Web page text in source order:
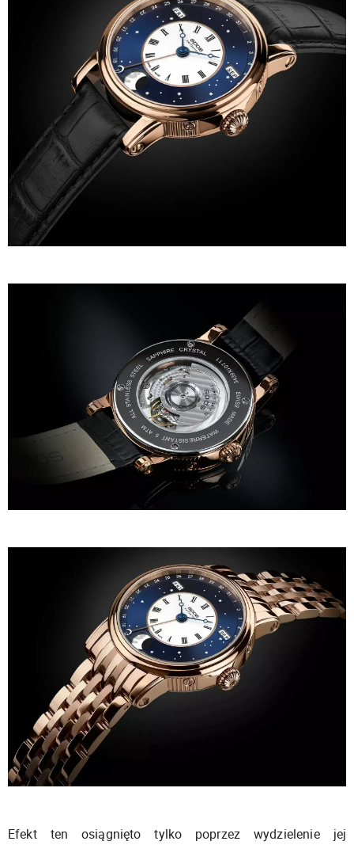
Efekt ten osiągnięto tylko poprzez wydzielenie jej